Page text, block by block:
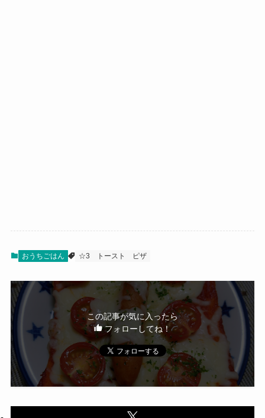
おうちごはん ☆3 トースト ピザ
この記事が気に入ったら
フォローしてね！